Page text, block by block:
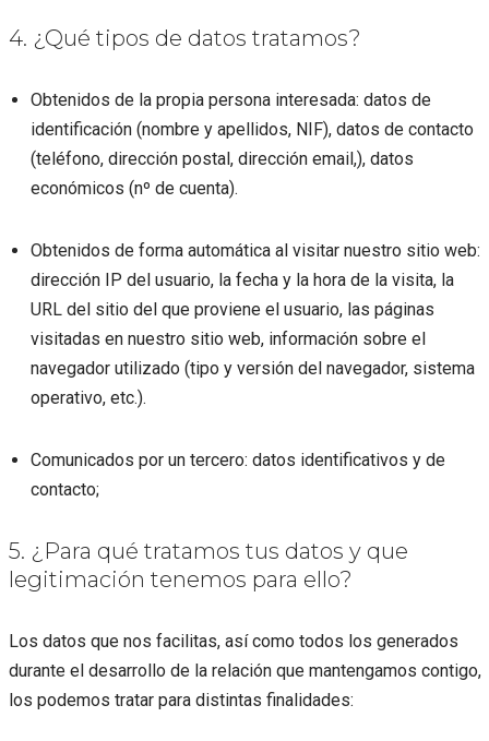
4. ¿Qué tipos de datos tratamos?
Obtenidos de la propia persona interesada: datos de
identificación (nombre y apellidos, NIF), datos de contacto
(teléfono, dirección postal, dirección email,), datos
económicos (nº de cuenta).
Obtenidos de forma automática al visitar nuestro sitio web:
dirección IP del usuario, la fecha y la hora de la visita, la
URL del sitio del que proviene el usuario, las páginas
visitadas en nuestro sitio web, información sobre el
navegador utilizado (tipo y versión del navegador, sistema
operativo, etc.).
Comunicados por un tercero: datos identificativos y de
contacto;
5. ¿Para qué tratamos tus datos y que
legitimación tenemos para ello?
Los datos que nos facilitas, así como todos los generados
durante el desarrollo de la relación que mantengamos contigo,
los podemos tratar para distintas finalidades: